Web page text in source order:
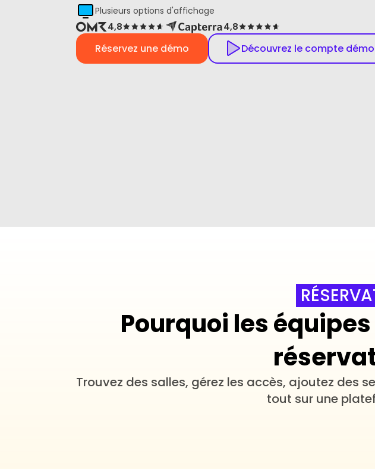
Plusieurs options d'affichage
4,8
4,8
Réservez une démo Découvrez le compte démo
Pourquoi les
Trouvez des salles, gérez les accès, ajoutez des
tout sur une